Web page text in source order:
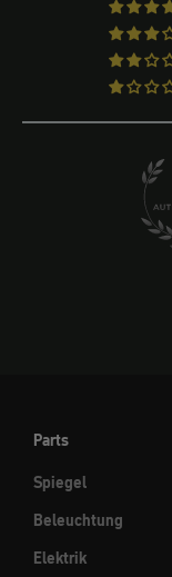
Parts
Spiegel
Beleuchtung
Elektrik